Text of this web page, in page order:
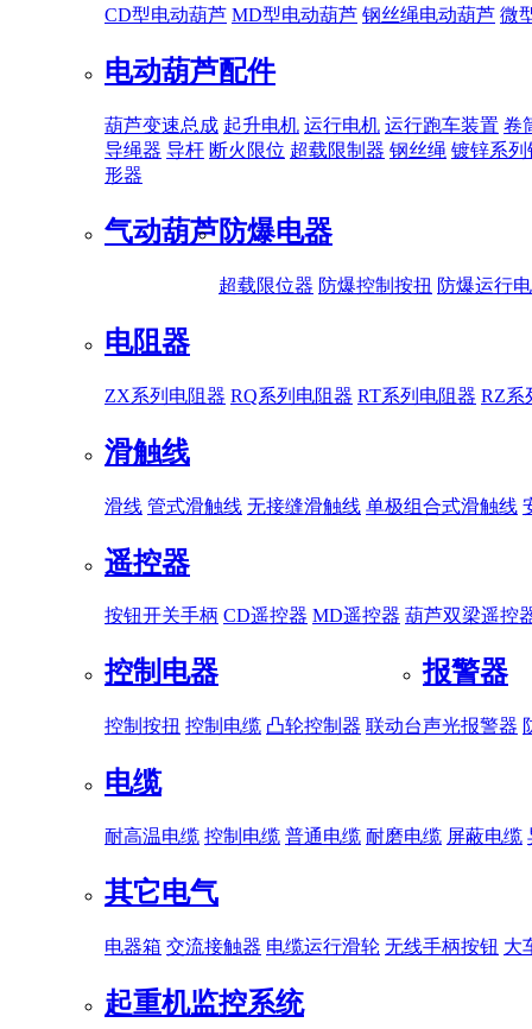
CD型电动葫芦 MD型电动葫芦 钢丝绳电动葫芦 微
电动葫芦配件
葫芦变速总成 起升电机 运行电机 运行跑车装置 卷
导绳器 导杆 断火限位 超载限制器 钢丝绳 镀锌系列
形器
气动葫芦防爆电器
超载限位器 防爆控制按扭 防爆运行
电阻器
ZX系列电阻器 RQ系列电阻器 RT系列电阻器 RZ系
滑触线
滑线 管式滑触线 无接缝滑触线 单极组合式滑触线
遥控器
按钮开关手柄 CD遥控器 MD遥控器 葫芦双梁遥控
控制电器
控制按扭 控制电缆 凸轮控制器 联动台
报警器
声光报警器
电缆
耐高温电缆 控制电缆 普通电缆 耐磨电缆 屏蔽电缆
其它电气
电器箱 交流接触器 电缆运行滑轮 无线手柄按钮 大
起重机监控系统